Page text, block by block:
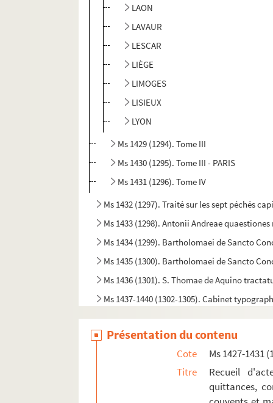
LAON
LAVAUR
LESCAR
LIÈGE
LIMOGES
LISIEUX
LYON
Ms 1429 (1294). Tome III
Ms 1430 (1295). Tome III - PARIS
Ms 1431 (1296). Tome IV
Ms 1432 (1297). Traité sur les sept péchés
Ms 1433 (1298). Antonii Andreae
Ms 1434 (1299). Bartholomaei de Sancto
Ms 1435 (1300). Bartholomaei de Sancto
Ms 1436 (1301). S. Thomae de Aquino
Ms 1437-1440 (1302-1305). Cabinet
Ms 1441 (1306). Petri Lombardi
Ms 1442 (1307). « Decisiones Rote romane
Ms 1443 (1308). « Wilhelmus Horboch.
Ms 1444 (1309). Sermons
Ms 1445 (1310). Speculum fratrum Minorum
Présentation du contenu
Cote
Ms 1427-1431
Titre
Recueil
quittances,